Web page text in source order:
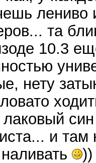
лениво
та
10.3
нету
лаковый
и
))